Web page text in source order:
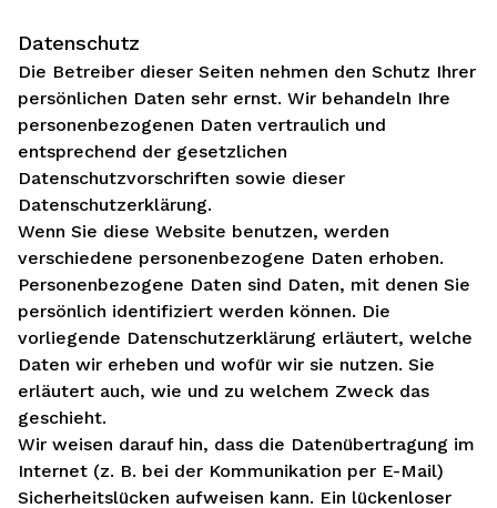
Datenschutz
Die Betreiber dieser Seiten nehmen den Schutz Ihrer
persönlichen Daten sehr ernst. Wir behandeln Ihre
personenbezogenen Daten vertraulich und
entsprechend der gesetzlichen
Datenschutzvorschriften sowie dieser
Datenschutzerklärung.
Wenn Sie diese Website benutzen, werden
verschiedene personenbezogene Daten erhoben.
Personenbezogene Daten sind Daten, mit denen Sie
persönlich identifiziert werden können. Die
vorliegende Datenschutzerklärung erläutert, welche
Daten wir erheben und wofür wir sie nutzen. Sie
erläutert auch, wie und zu welchem Zweck das
geschieht.
Wir weisen darauf hin, dass die Datenübertragung im
Internet (z. B. bei der Kommunikation per E-Mail)
Sicherheitslücken aufweisen kann. Ein lückenloser